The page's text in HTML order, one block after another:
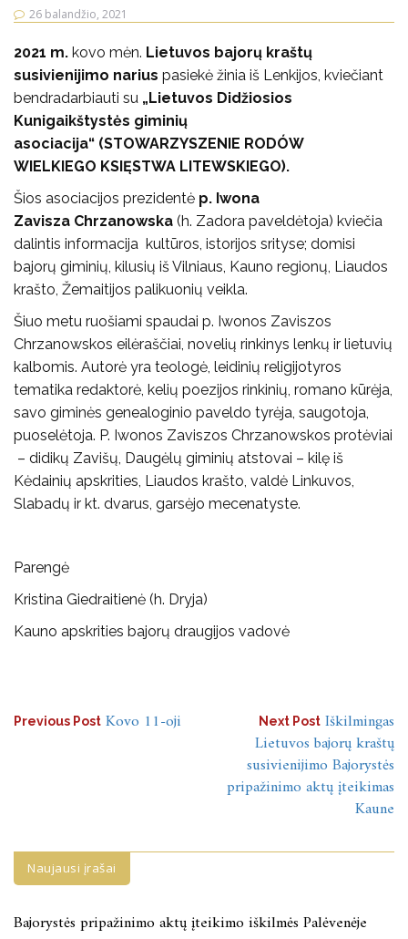
26 balandžio, 2021
2021 m. kovo mėn. Lietuvos bajorų kraštų
susivienijimo narius pasiekė žinia iš Lenkijos, kviečiant
bendradarbiauti su „Lietuvos Didžiosios
Kunigaikštystės giminių
asociacija“ (STOWARZYSZENIE RODÓW
WIELKIEGO KSIĘSTWA LITEWSKIEGO).
Šios asociacijos prezidentė p. Iwona
Zavisza Chrzanowska (h. Zadora paveldėtoja) kviečia
dalintis informacija kultūros, istorijos srityse; domisi
bajorų giminių, kilusių iš Vilniaus, Kauno regionų, Liaudos
krašto, Žemaitijos palikuonių veikla.
Šiuo metu ruošiami spaudai p. Iwonos Zaviszos
Chrzanowskos eilėraščiai, novelių rinkinys lenkų ir lietuvių
kalbomis. Autorė yra teologė, leidinių religijotyros
tematika redaktorė, kelių poezijos rinkinių, romano kūrėja,
savo giminės genealoginio paveldo tyrėja, saugotoja,
puoselėtoja. P. Iwonos Zaviszos Chrzanowskos protėviai
– didikų Zavišų, Daugėlų giminių atstovai – kilę iš
Kėdainių apskrities, Liaudos krašto, valdė Linkuvos,
Slabadų ir kt. dvarus, garsėjo mecenatyste.
Parengė
Kristina Giedraitienė (h. Dryja)
Kauno apskrities bajorų draugijos vadovė
Navigacija
Previous Post Kovo 11-oji Next Post Iškilmingas
Lietuvos bajorų kraštų
susivienijimo Bajorystės
pripažinimo aktų įteikimas
Kaune
Naujausi įrašai
Bajorystės pripažinimo aktų įteikimo iškilmės Palėvenėje